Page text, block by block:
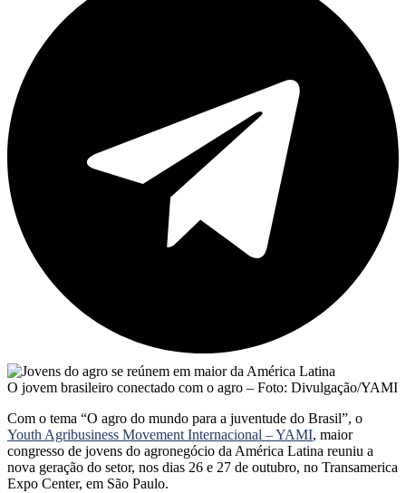
O jovem brasileiro conectado com o agro – Foto: Divulgação/YAMI
Com o tema “O agro do mundo para a juventude do Brasil”, o
Youth Agribusiness Movement Internacional – YAMI, maior
congresso de jovens do agronegócio da América Latina reuniu a
nova geração do setor, nos dias 26 e 27 de outubro, no Transamerica
Expo Center, em São Paulo.